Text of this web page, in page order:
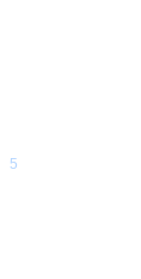
5